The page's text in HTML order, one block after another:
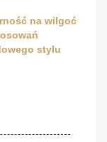
na wilgoć
stylu